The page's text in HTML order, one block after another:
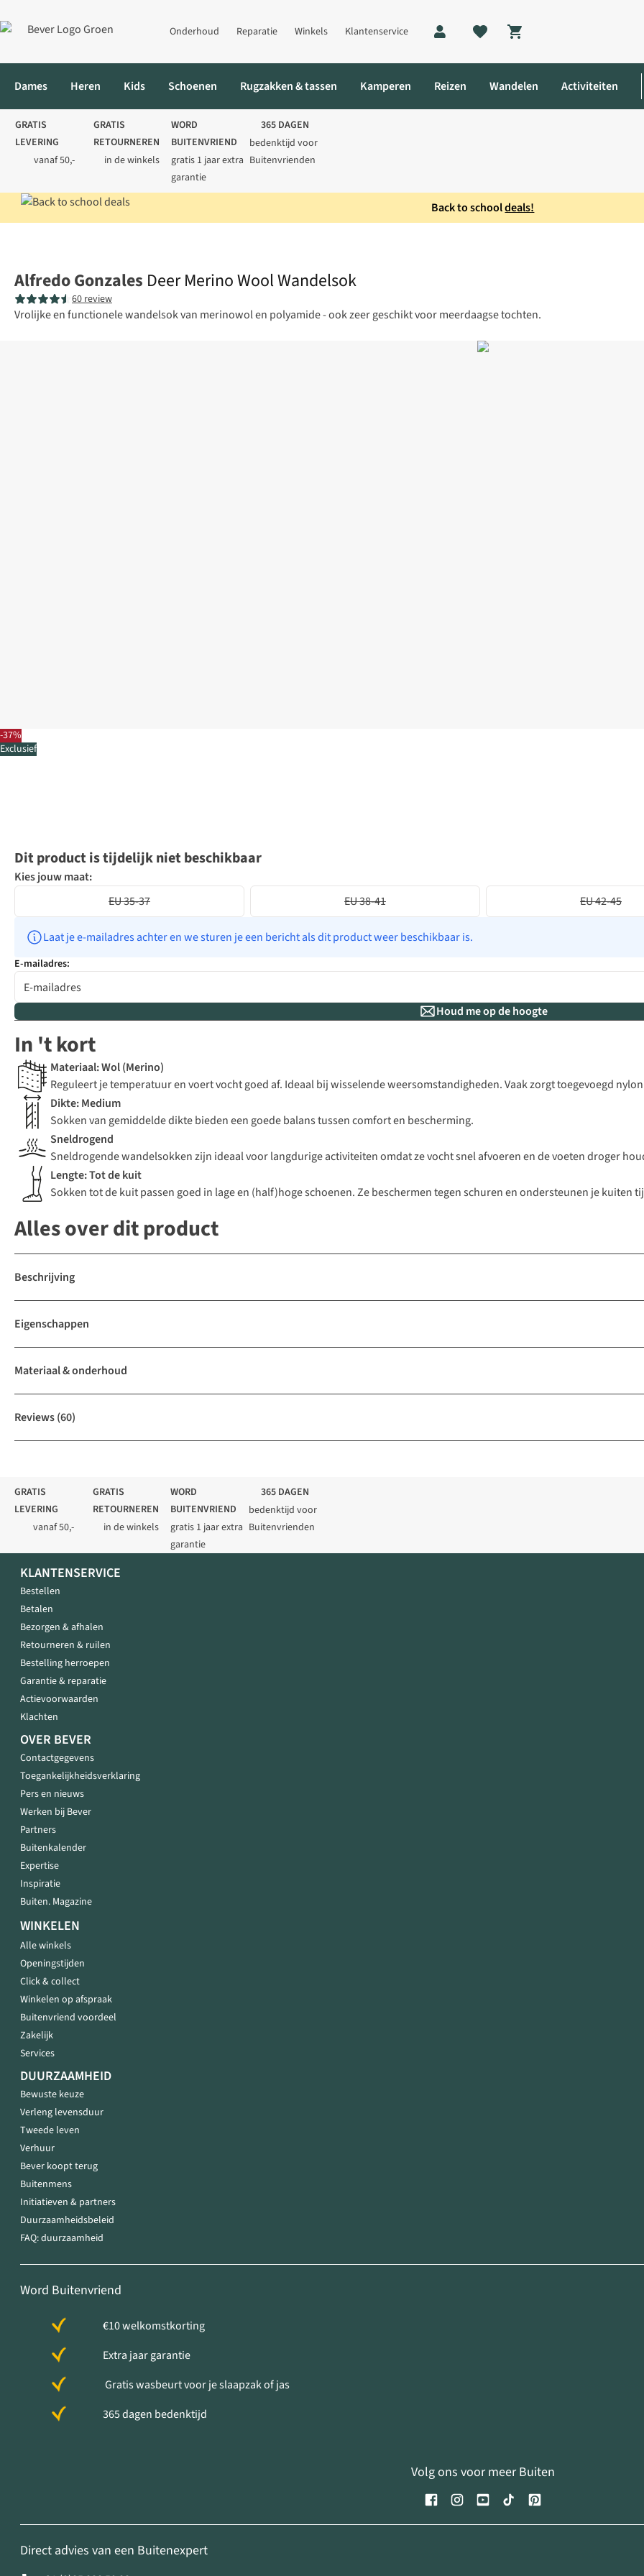
Onderhoud Reparatie Winkels Klantenservice
Shopping cart
Dames Heren Kids Schoenen Rugzakken & tassen Kamperen Reizen Wandelen Activiteiten
GRATIS
LEVERING
vanaf 50,-
GRATIS
RETOURNEREN
in de winkels
WORD
BUITENVRIEND
gratis 1 jaar extra
garantie
365 DAGEN
bedenktijd voor
Buitenvrienden
Back to schooldeals!
-37%
Exclusief
Alfredo Gonzales Deer Merino Wool Wandelsok
60 review
Vrolijke en functionele wandelsok van merinowol en polyamide - ook zeer geschikt voor meerdaagse tochten.
Dit product is tijdelijk niet beschikbaar
Kies jouw maat:
EU 35-37
EU 38-41 EU 42-45
Laat je e-mailadres achter en we sturen je een bericht als dit product weer beschikbaar is.
E-mailadres:
Houd me op de hoogte
In 't kort
Materiaal: Wol (Merino)
Reguleert je temperatuur en voert vocht goed af. Ideaal bij wisselende weersomstandigheden. Vaak zorgt toegevoegd
Dikte: Medium
Sokken van gemiddelde dikte bieden een goede balans tussen comfort en bescherming.
Sneldrogend
Sneldrogende wandelsokken zijn ideaal voor langdurige activiteiten omdat ze vocht snel afvoeren en de voeten droger
Lengte: Tot de kuit
Sokken tot de kuit passen goed in lage en (half)hoge schoenen. Ze beschermen tegen schuren en ondersteunen je kuiten
Alles over dit product
Beschrijving
Eigenschappen
Materiaal & onderhoud
Reviews(60)
GRATIS
LEVERING
vanaf 50,-
GRATIS
RETOURNEREN
in de winkels
WORD
BUITENVRIEND
gratis 1 jaar extra
garantie
365 DAGEN
bedenktijd voor
Buitenvrienden
KLANTENSERVICE
Bestellen
Betalen
Bezorgen & afhalen
Retourneren & ruilen
Bestelling herroepen
Garantie & reparatie
Actievoorwaarden
Klachten
OVER BEVER
Contactgegevens
Toegankelijkheidsverklaring
Pers en nieuws
Werken bij Bever
Partners
Buitenkalender
Expertise
Inspiratie
Buiten. Magazine
WINKELEN
Alle winkels
Openingstijden
Click & collect
Winkelen op afspraak
Buitenvriend voordeel
Zakelijk
Services
DUURZAAMHEID
Bewuste keuze
Verleng levensduur
Tweede leven
Verhuur
Bever koopt terug
Buitenmens
Initiatieven & partners
Duurzaamheidsbeleid
FAQ: duurzaamheid
Word Buitenvriend
€10 welkomstkorting
Extra jaar garantie
Gratis wasbeurt voor je slaapzak of jas
365 dagen bedenktijd
Volg ons voor meer Buiten
Direct advies van een Buitenexpert